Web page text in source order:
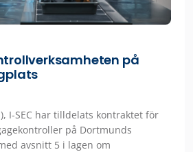
på
I-SEC har tilldelats kontraktet för
på Dortmunds
avsnitt 5 i lagen om